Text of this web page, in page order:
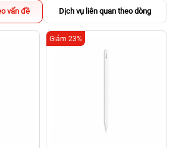
vấn đề Dịch vụ liên quan theo dòng
Giảm 23%